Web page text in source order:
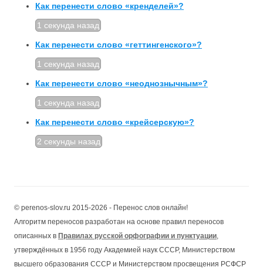
Как перенести слово «кренделей»?
1 секунда назад
Как перенести слово «геттингенского»?
1 секунда назад
Как перенести слово «неоднознычным»?
1 секунда назад
Как перенести слово «крейсерскую»?
2 секунды назад
© perenos-slov.ru 2015-2026 - Перенос слов онлайн!
Алгоритм переносов разработан на основе правил переносов
описанных в Правилах русской орфографии и пунктуации,
утверждённых в 1956 году Академией наук СССР, Министерством
высшего образования СССР и Министерством просвещения РСФСР